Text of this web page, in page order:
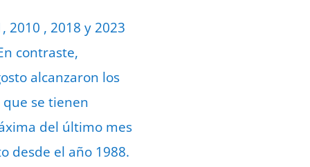
2010 , 2018 y 2023
contraste,
alcanzaron los
se tienen
del último mes
desde el año 1988.